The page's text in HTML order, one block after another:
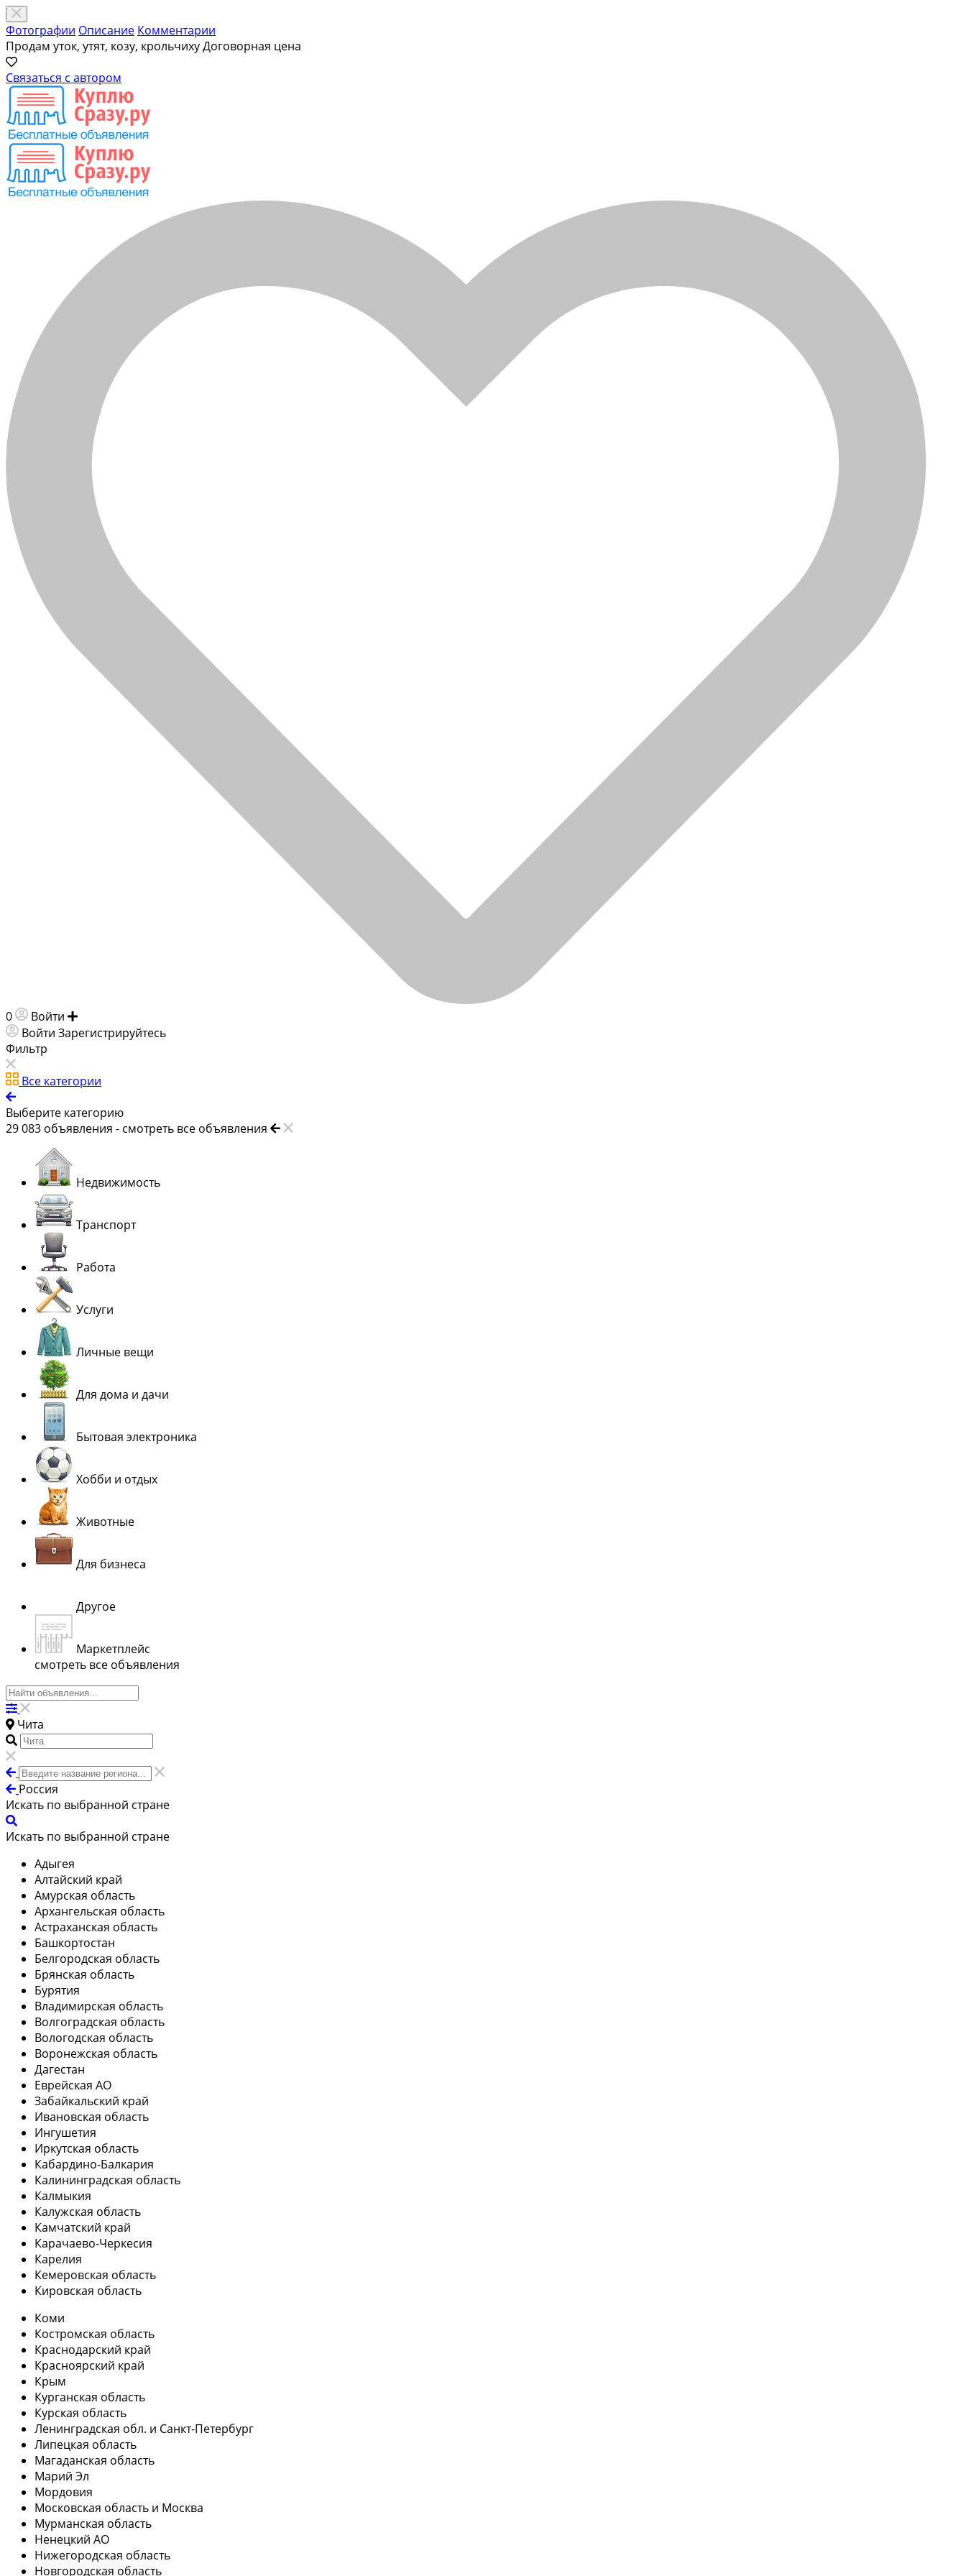
Фотографии Описание Комментарии
Продам уток, утят, козу, крольчихуДоговорная цена
Связаться с автором
0 Войти
Войти Зарегистрируйтесь
Фильтр
Все категории
Выберите категорию
29 083 объявления - смотреть все объявления
Недвижимость
Транспорт
Работа
Услуги
Личные вещи
Для дома и дачи
Бытовая электроника
Хобби и отдых
Животные
Для бизнеса
Другое
Маркетплейс
смотреть все объявления
Чита
Россия
Искать по выбранной стране
Искать по выбранной стране
Адыгея
Алтайский край
Амурская область
Архангельская область
Астраханская область
Башкортостан
Белгородская область
Брянская область
Бурятия
Владимирская область
Волгоградская область
Вологодская область
Воронежская область
Дагестан
Еврейская АО
Забайкальский край
Ивановская область
Ингушетия
Иркутская область
Кабардино-Балкария
Калининградская область
Калмыкия
Калужская область
Камчатский край
Карачаево-Черкесия
Карелия
Кемеровская область
Кировская область
Коми
Костромская область
Краснодарский край
Красноярский край
Крым
Курганская область
Курская область
Ленинградская обл. и Санкт-Петербург
Липецкая область
Магаданская область
Марий Эл
Мордовия
Московская область и Москва
Мурманская область
Ненецкий АО
Нижегородская область
Новгородская область